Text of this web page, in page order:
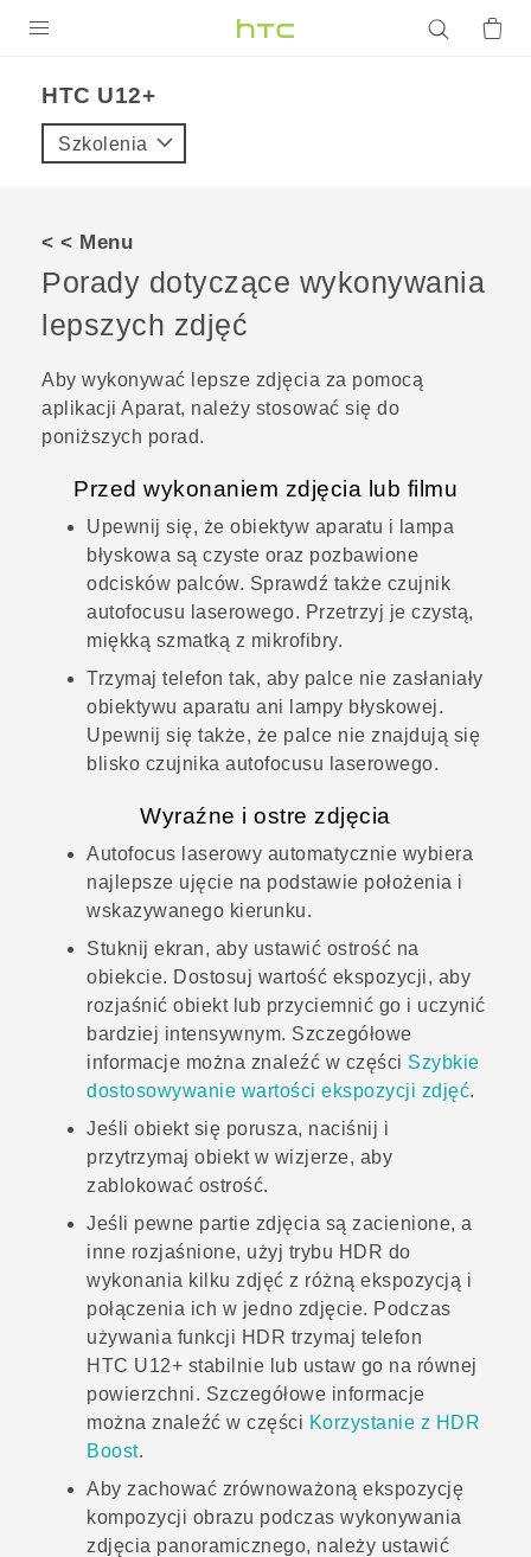
VIVE
VIVERSE
POMOC TECHNICZNA
Urządzenia i akcesoria HTC
Zaloguj się
HTC U12+‎
Szkolenia
< < Menu
Porady dotyczące wykonywania
lepszych zdjęć
Aby wykonywać lepsze zdjęcia za pomocą
aplikacji Aparat, należy stosować się do
poniższych porad.
Przed wykonaniem zdjęcia lub filmu
Upewnij się, że obiektyw aparatu i lampa
błyskowa są czyste oraz pozbawione
odcisków palców. Sprawdź także czujnik
autofocusu laserowego. Przetrzyj je czystą,
miękką szmatką z mikrofibry.
Trzymaj telefon tak, aby palce nie zasłaniały
obiektywu aparatu ani lampy błyskowej.
Upewnij się także, że palce nie znajdują się
blisko czujnika autofocusu laserowego.
Wyraźne i ostre zdjęcia
Autofocus laserowy automatycznie wybiera
najlepsze ujęcie na podstawie położenia i
wskazywanego kierunku.
Stuknij ekran, aby ustawić ostrość na
obiekcie. Dostosuj wartość ekspozycji, aby
rozjaśnić obiekt lub przyciemnić go i uczynić
bardziej intensywnym. Szczegółowe
informacje można znaleźć w części Szybkie
dostosowywanie wartości ekspozycji zdjęć.
Jeśli obiekt się porusza, naciśnij i
przytrzymaj obiekt w wizjerze, aby
zablokować ostrość.
Jeśli pewne partie zdjęcia są zacienione, a
inne rozjaśnione, użyj trybu HDR do
wykonania kilku zdjęć z różną ekspozycją i
połączenia ich w jedno zdjęcie. Podczas
używania funkcji HDR trzymaj telefon
HTC U12+‍ stabilnie lub ustaw go na równej
powierzchni. Szczegółowe informacje
można znaleźć w części Korzystanie z HDR
Boost.
Aby zachować zrównoważoną ekspozycję
kompozycji obrazu podczas wykonywania
zdjęcia panoramicznego, należy ustawić